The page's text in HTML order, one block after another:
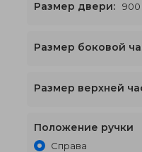
1200 x 2500
Размер двери: 900
Размер боковой
Размер верхней
Положение ручки
Справа